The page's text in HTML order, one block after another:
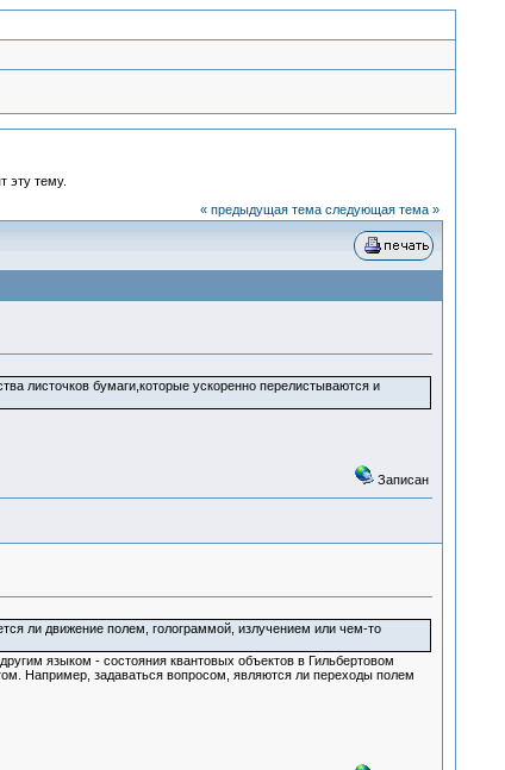
эту тему.
« предыдущая тема следующая тема »
листочков бумаги,которые ускоренно перелистываются и
Записан
ли движение полем, голограммой, излучением или чем-то
языком - состояния квантовых объектов в Гильбертовом
Например, задаваться вопросом, являются ли переходы полем